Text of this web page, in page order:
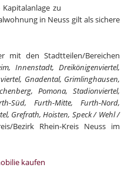
zu
in Neuss gilt als sichere
mit den Stadtteilen/Bereichen
Innenstadt, Dreikönigenviertel,
Gnadental, Grimlinghausen,
Pomona, Stadionviertel,
Süd, Furth-Mitte, Furth-Nord,
Grefrath, Hoisten, Speck / Wehl /
Bezirk Rhein-Kreis Neuss im
kaufen